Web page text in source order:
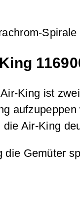
King ist
Air-King
die Gemüter